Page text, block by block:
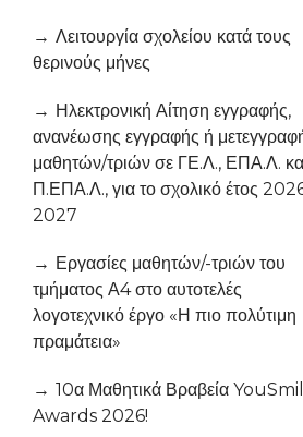
Λειτουργία σχολείου κατά τους
θερινούς μήνες
Ηλεκτρονική Αίτηση εγγραφής,
ανανέωσης εγγραφής ή
μαθητών/τριών σε ΓΕ.Λ., ΕΠΑ.Λ.
Π.ΕΠΑ.Λ., για το σχολικό έτος
2027
Εργασίες μαθητών/-τριών του
τμήματος Α4 στο αυτοτελές
λογοτεχνικό έργο «Η πιο πολύτιμη
πραμάτεια»
10α Μαθητικά Βραβεία
Awards 2026!